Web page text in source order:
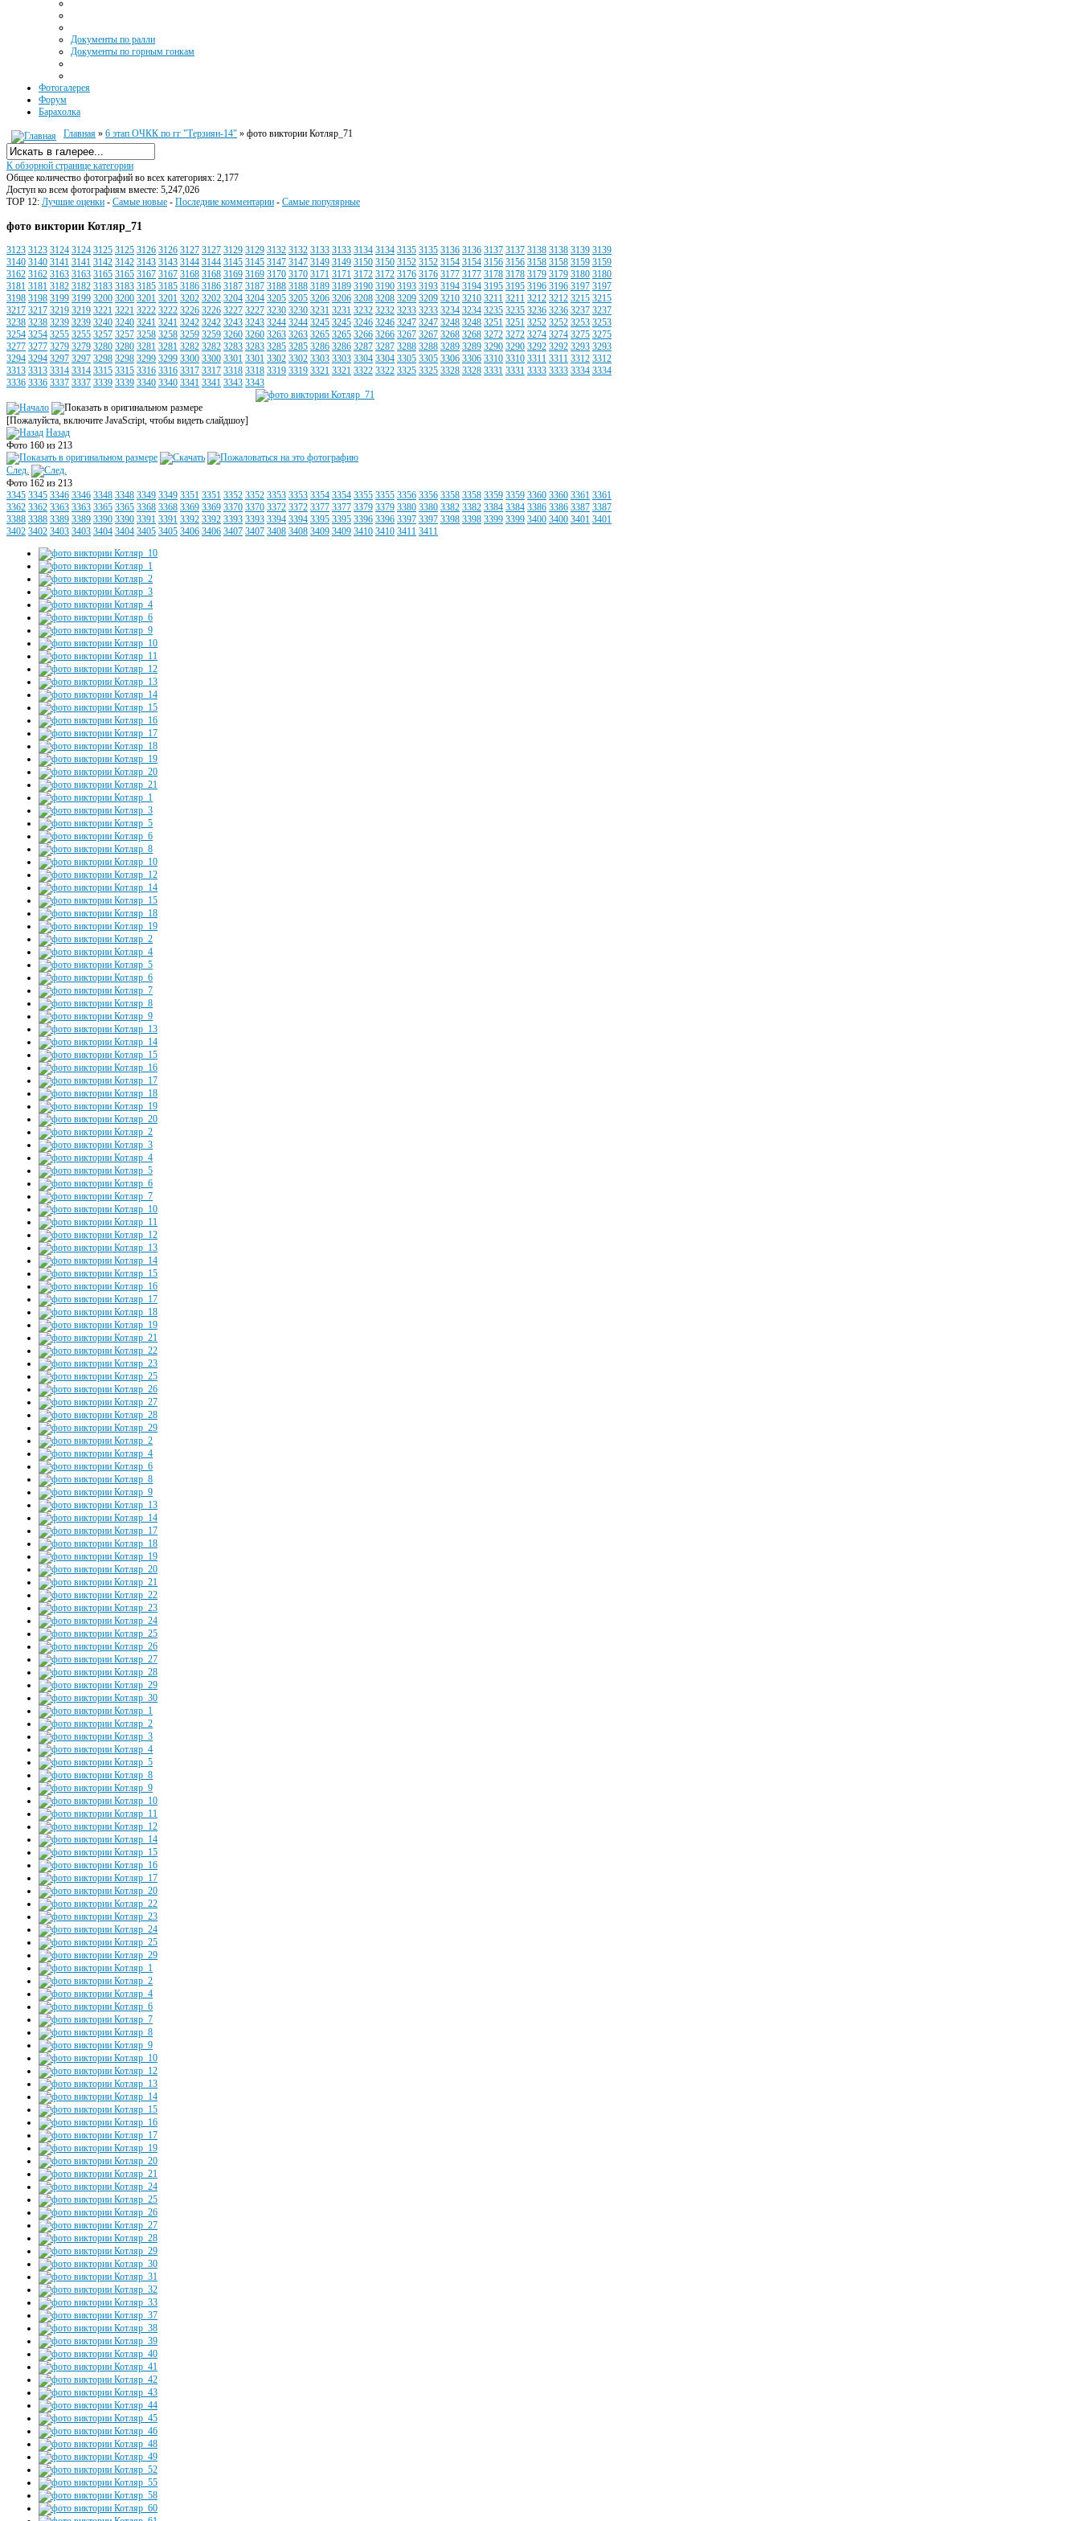
Документы по ралли
Документы по горным гонкам
Фотогалерея
Форум
Барахолка
Главная » 6 этап ОЧКК по гг "Терзиян-14" » фото виктории Котляр_71
К обзорной странице категории
Общее количество фотографий во всех категориях: 2,177
Доступ ко всем фотографиям вместе: 5,247,026
TOP 12: Лучшие оценки - Самые новые - Последние комментарии - Самые популярные
фото виктории Котляр_71
3123 3123 3124 3124 3125 3125 3126 3126 3127 3127 3129 3129 3132 3132 3133 3133 3134 3134 3135 3135 3136 3136 3137 3137 3138 3138 3139 3139
3140 3140 3141 3141 3142 3142 3143 3143 3144 3144 3145 3145 3147 3147 3149 3149 3150 3150 3152 3152 3154 3154 3156 3156 3158 3158 3159 3159
3162 3162 3163 3163 3165 3165 3167 3167 3168 3168 3169 3169 3170 3170 3171 3171 3172 3172 3176 3176 3177 3177 3178 3178 3179 3179 3180 3180
3181 3181 3182 3182 3183 3183 3185 3185 3186 3186 3187 3187 3188 3188 3189 3189 3190 3190 3193 3193 3194 3194 3195 3195 3196 3196 3197 3197
3198 3198 3199 3199 3200 3200 3201 3201 3202 3202 3204 3204 3205 3205 3206 3206 3208 3208 3209 3209 3210 3210 3211 3211 3212 3212 3215 3215
3217 3217 3219 3219 3221 3221 3222 3222 3226 3226 3227 3227 3230 3230 3231 3231 3232 3232 3233 3233 3234 3234 3235 3235 3236 3236 3237 3237
3238 3238 3239 3239 3240 3240 3241 3241 3242 3242 3243 3243 3244 3244 3245 3245 3246 3246 3247 3247 3248 3248 3251 3251 3252 3252 3253 3253
3254 3254 3255 3255 3257 3257 3258 3258 3259 3259 3260 3260 3263 3263 3265 3265 3266 3266 3267 3267 3268 3268 3272 3272 3274 3274 3275 3275
3277 3277 3279 3279 3280 3280 3281 3281 3282 3282 3283 3283 3285 3285 3286 3286 3287 3287 3288 3288 3289 3289 3290 3290 3292 3292 3293 3293
3294 3294 3297 3297 3298 3298 3299 3299 3300 3300 3301 3301 3302 3302 3303 3303 3304 3304 3305 3305 3306 3306 3310 3310 3311 3311 3312 3312
3313 3313 3314 3314 3315 3315 3316 3316 3317 3317 3318 3318 3319 3319 3321 3321 3322 3322 3325 3325 3328 3328 3331 3331 3333 3333 3334 3334
3336 3336 3337 3337 3339 3339 3340 3340 3341 3341 3343 3343
[Пожалуйста, включите JavaScript, чтобы видеть слайдшоу]
Назад
Фото 160 из 213
След.
Фото 162 из 213
3345 3345 3346 3346 3348 3348 3349 3349 3351 3351 3352 3352 3353 3353 3354 3354 3355 3355 3356 3356 3358 3358 3359 3359 3360 3360 3361 3361
3362 3362 3363 3363 3365 3365 3368 3368 3369 3369 3370 3370 3372 3372 3377 3377 3379 3379 3380 3380 3382 3382 3384 3384 3386 3386 3387 3387
3388 3388 3389 3389 3390 3390 3391 3391 3392 3392 3393 3393 3394 3394 3395 3395 3396 3396 3397 3397 3398 3398 3399 3399 3400 3400 3401 3401
3402 3402 3403 3403 3404 3404 3405 3405 3406 3406 3407 3407 3408 3408 3409 3409 3410 3410 3411 3411